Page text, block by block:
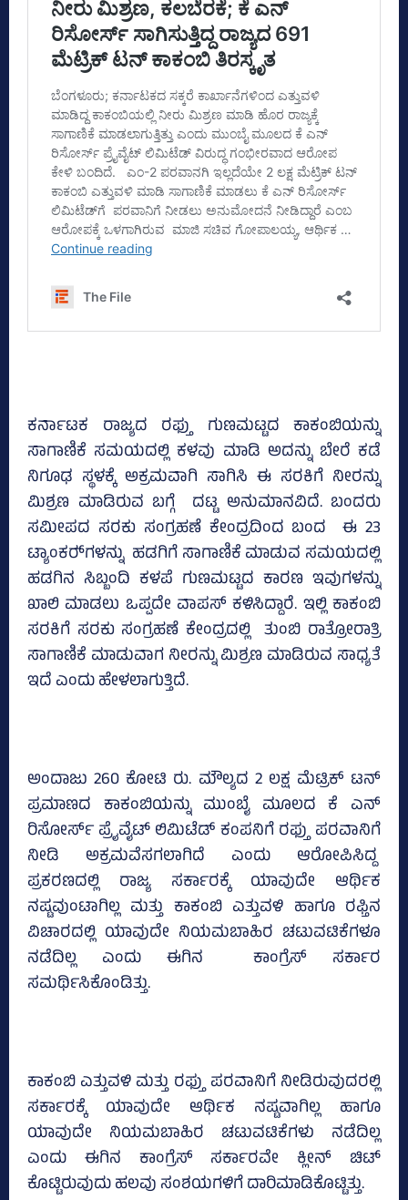
ಕರ್ನಾಟಕ ರಾಜ್ಯದ ರಫ್ತು ಗುಣಮಟ್ಟದ ಕಾಕಂಬಿಯನ್ನು
ಸಾಗಾಣಿಕೆ ಸಮಯದಲ್ಲಿ ಕಳವು ಮಾಡಿ ಅದನ್ನು ಬೇರೆ ಕಡೆ
ನಿಗೂಢ ಸ್ಥಳಕ್ಕೆ ಅಕ್ರಮವಾಗಿ ಸಾಗಿಸಿ ಈ ಸರಕಿಗೆ ನೀರನ್ನು
ಮಿಶ್ರಣ ಮಾಡಿರುವ ಬಗ್ಗೆ ದಟ್ಟ ಅನುಮಾನವಿದೆ. ಬಂದರು
ಸಮೀಪದ ಸರಕು ಸಂಗ್ರಹಣೆ ಕೇಂದ್ರದಿಂದ ಬಂದ ಈ 23
ಟ್ಯಾಂಕರ್‍‌ಗಳನ್ನು ಹಡಗಿಗೆ ಸಾಗಾಣಿಕೆ ಮಾಡುವ ಸಮಯದಲ್ಲಿ
ಹಡಗಿನ ಸಿಬ್ಬಂದಿ ಕಳಪೆ ಗುಣಮಟ್ಟದ ಕಾರಣ ಇವುಗಳನ್ನು
ಖಾಲಿ ಮಾಡಲು ಒಪ್ಪದೇ ವಾಪಸ್‌ ಕಳಿಸಿದ್ದಾರೆ. ಇಲ್ಲಿ ಕಾಕಂಬಿ
ಸರಕಿಗೆ ಸರಕು ಸಂಗ್ರಹಣೆ ಕೇಂದ್ರದಲ್ಲಿ ತುಂಬಿ ರಾತ್ರೋರಾತ್ರಿ
ಸಾಗಾಣಿಕೆ ಮಾಡುವಾಗ ನೀರನ್ನು ಮಿಶ್ರಣ ಮಾಡಿರುವ ಸಾಧ್ಯತೆ
ಇದೆ ಎಂದು ಹೇಳಲಾಗುತ್ತಿದೆ.
ಅಂದಾಜು 260 ಕೋಟಿ ರು. ಮೌಲ್ಯದ 2 ಲಕ್ಷ ಮೆಟ್ರಿಕ್‌ ಟನ್‌
ಪ್ರಮಾಣದ ಕಾಕಂಬಿಯನ್ನು ಮುಂಬೈ ಮೂಲದ ಕೆ ಎನ್‌
ರಿಸೋರ್ಸ್‌ ಪ್ರೈವೈಟ್‌ ಲಿಮಿಟೆಡ್‌ ಕಂಪನಿಗೆ ರಫ್ತು ಪರವಾನಿಗೆ
ನೀಡಿ ಅಕ್ರಮವೆಸಗಲಾಗಿದೆ ಎಂದು ಆರೋಪಿಸಿದ್ದ
ಪ್ರಕರಣದಲ್ಲಿ ರಾಜ್ಯ ಸರ್ಕಾರಕ್ಕೆ ಯಾವುದೇ ಆರ್ಥಿಕ
ನಷ್ಟವುಂಟಾಗಿಲ್ಲ ಮತ್ತು ಕಾಕಂಬಿ ಎತ್ತುವಳಿ ಹಾಗೂ ರಫ್ತಿನ
ವಿಚಾರದಲ್ಲಿ ಯಾವುದೇ ನಿಯಮಬಾಹಿರ ಚಟುವಟಿಕೆಗಳೂ
ನಡೆದಿಲ್ಲ ಎಂದು ಈಗಿನ ಕಾಂಗ್ರೆಸ್‌ ಸರ್ಕಾರ
ಸಮರ್ಥಿಸಿಕೊಂಡಿತ್ತು.
ಕಾಕಂಬಿ ಎತ್ತುವಳಿ ಮತ್ತು ರಫ್ತು ಪರವಾನಿಗೆ ನೀಡಿರುವುದರಲ್ಲಿ
ಸರ್ಕಾರಕ್ಕೆ ಯಾವುದೇ ಆರ್ಥಿಕ ನಷ್ಟವಾಗಿಲ್ಲ ಹಾಗೂ
ಯಾವುದೇ ನಿಯಮಬಾಹಿರ ಚಟುವಟಿಕೆಗಳು ನಡೆದಿಲ್ಲ
ಎಂದು ಈಗಿನ ಕಾಂಗ್ರೆಸ್‌ ಸರ್ಕಾರವೇ ಕ್ಲೀನ್‌ ಚಿಟ್‌
ಕೊಟ್ಟಿರುವುದು ಹಲವು ಸಂಶಯಗಳಿಗೆ ದಾರಿಮಾಡಿಕೊಟ್ಟಿತ್ತು.